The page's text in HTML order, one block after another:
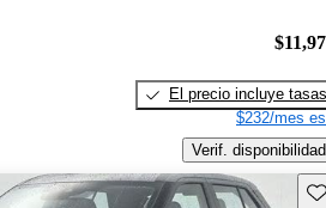
El precio incluye tasas
$232/mes
Verif. disponibilidad